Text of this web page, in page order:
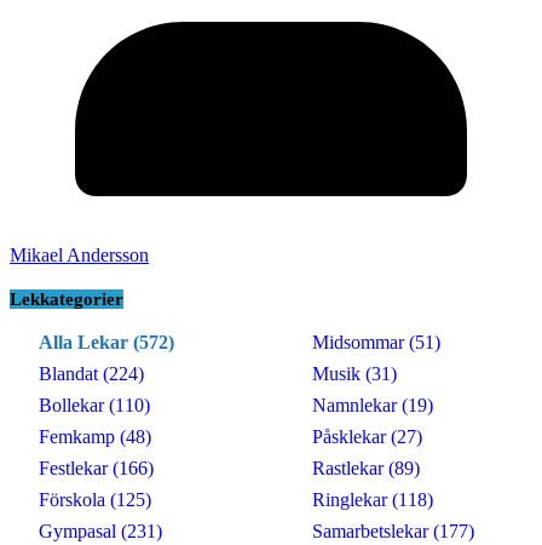
Mikael Andersson
Lekkategorier
Alla Lekar (572)
Blandat (224)
Bollekar (110)
Femkamp (48)
Festlekar (166)
Förskola (125)
Gympasal (231)
Midsommar (51)
Musik (31)
Namnlekar (19)
Påsklekar (27)
Rastlekar (89)
Ringlekar (118)
Samarbetslekar (177)